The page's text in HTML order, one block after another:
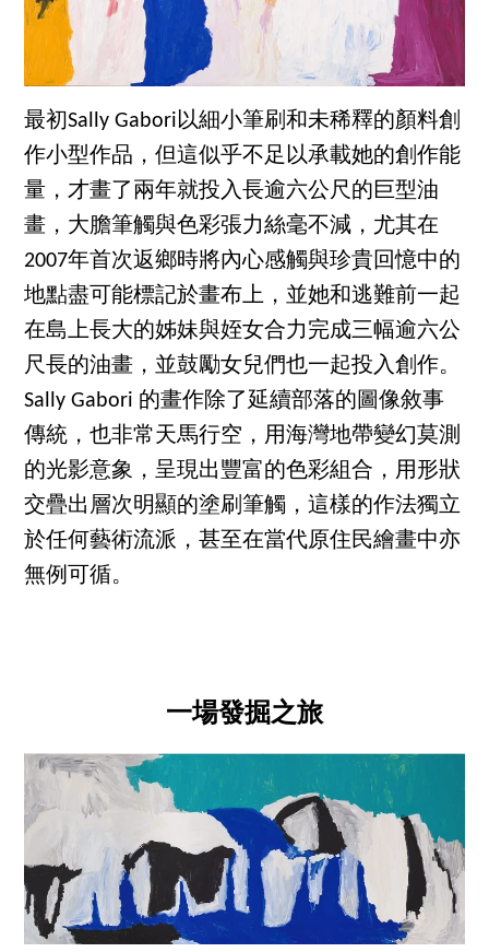
最初Sally Gabori以細小筆刷和未稀釋的顏料創
作小型作品，但這似乎不足以承載她的創作能
量，才畫了兩年就投入長逾六公尺的巨型油
畫，大膽筆觸與色彩張力絲毫不減，尤其在
2007年首次返鄉時將內心感觸與珍貴回憶中的
地點盡可能標記於畫布上，並她和逃難前一起
在島上長大的姊妹與姪女合力完成三幅逾六公
尺長的油畫，並鼓勵女兒們也一起投入創作。
Sally Gabori 的畫作除了延續部落的圖像敘事
傳統，也非常天馬行空，用海灣地帶變幻莫測
的光影意象，呈現出豐富的色彩組合，用形狀
交疊出層次明顯的塗刷筆觸，這樣的作法獨立
於任何藝術流派，甚至在當代原住民繪畫中亦
無例可循。
一場發掘之旅